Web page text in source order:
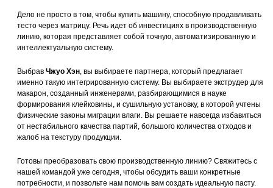
Дело не просто в том, чтобы купить машину, способную продавливать
тесто через матрицу. Речь идет об инвестициях в производственную
линию, которая представляет собой точную, автоматизированную и
интеллектуальную систему.
Выбрав Чжуо Хэн, вы выбираете партнера, который предлагает
именно такую интегрированную систему. Вы выбираете экструдер для
макарон, созданный инженерами, разбирающимися в науке
формирования клейковины, и сушильную установку, в которой учтены
физические законы миграции влаги. Вы решаете навсегда избавиться
от нестабильного качества партий, большого количества отходов и
жалоб на текстуру продукции.
Готовы преобразовать свою производственную линию? Свяжитесь с
нашей командой уже сегодня, чтобы обсудить ваши конкретные
потребности, и позвольте нам помочь вам создать идеальную пасту.